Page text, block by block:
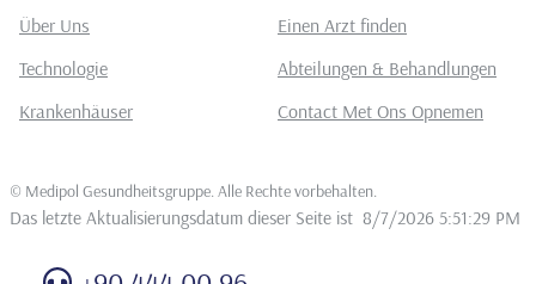
Über Uns
Einen Arzt finden
Technologie
Abteilungen & Behandlungen
Krankenhäuser
Contact Met Ons Opnemen
© Medipol Gesundheitsgruppe. Alle Rechte vorbehalten
Das letzte Aktualisierungsdatum dieser Seite ist 8/7/2026 5:51:29 PM